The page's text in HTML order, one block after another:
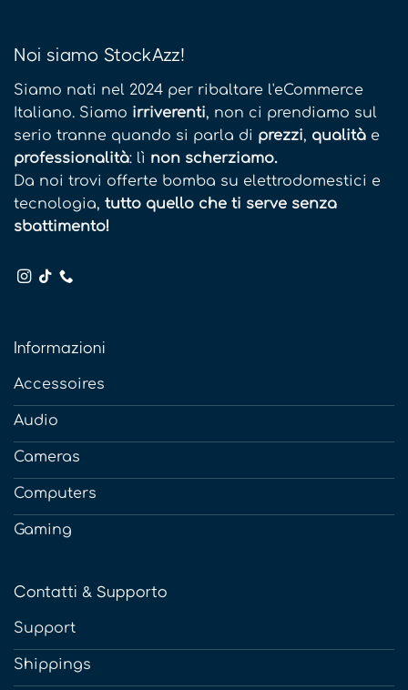
Noi siamo StockAzz!
Siamo nati nel 2024 per ribaltare l'eCommerce
Italiano. Siamo irriverenti, non ci prendiamo sul
serio tranne quando si parla di prezzi, qualità e
professionalità: lì non scherziamo.
Da noi trovi offerte bomba su elettrodomestici e
tecnologia, tutto quello che ti serve senza
sbattimento!
Informazioni
Accessoires
Audio
Cameras
Computers
Gaming
Contatti & Supporto
Support
Shippings